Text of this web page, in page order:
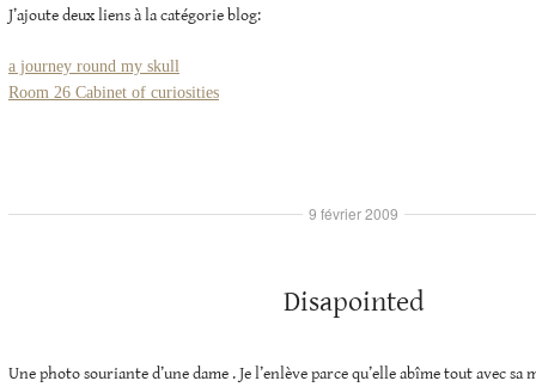
J’ajoute deux liens à la catégorie blog:
a journey round my skull
Room 26 Cabinet of curiosities
Disapointed
Une photo souriante d’une dame . Je l’enlève parce qu’elle abîme tout avec sa
9 février 2009